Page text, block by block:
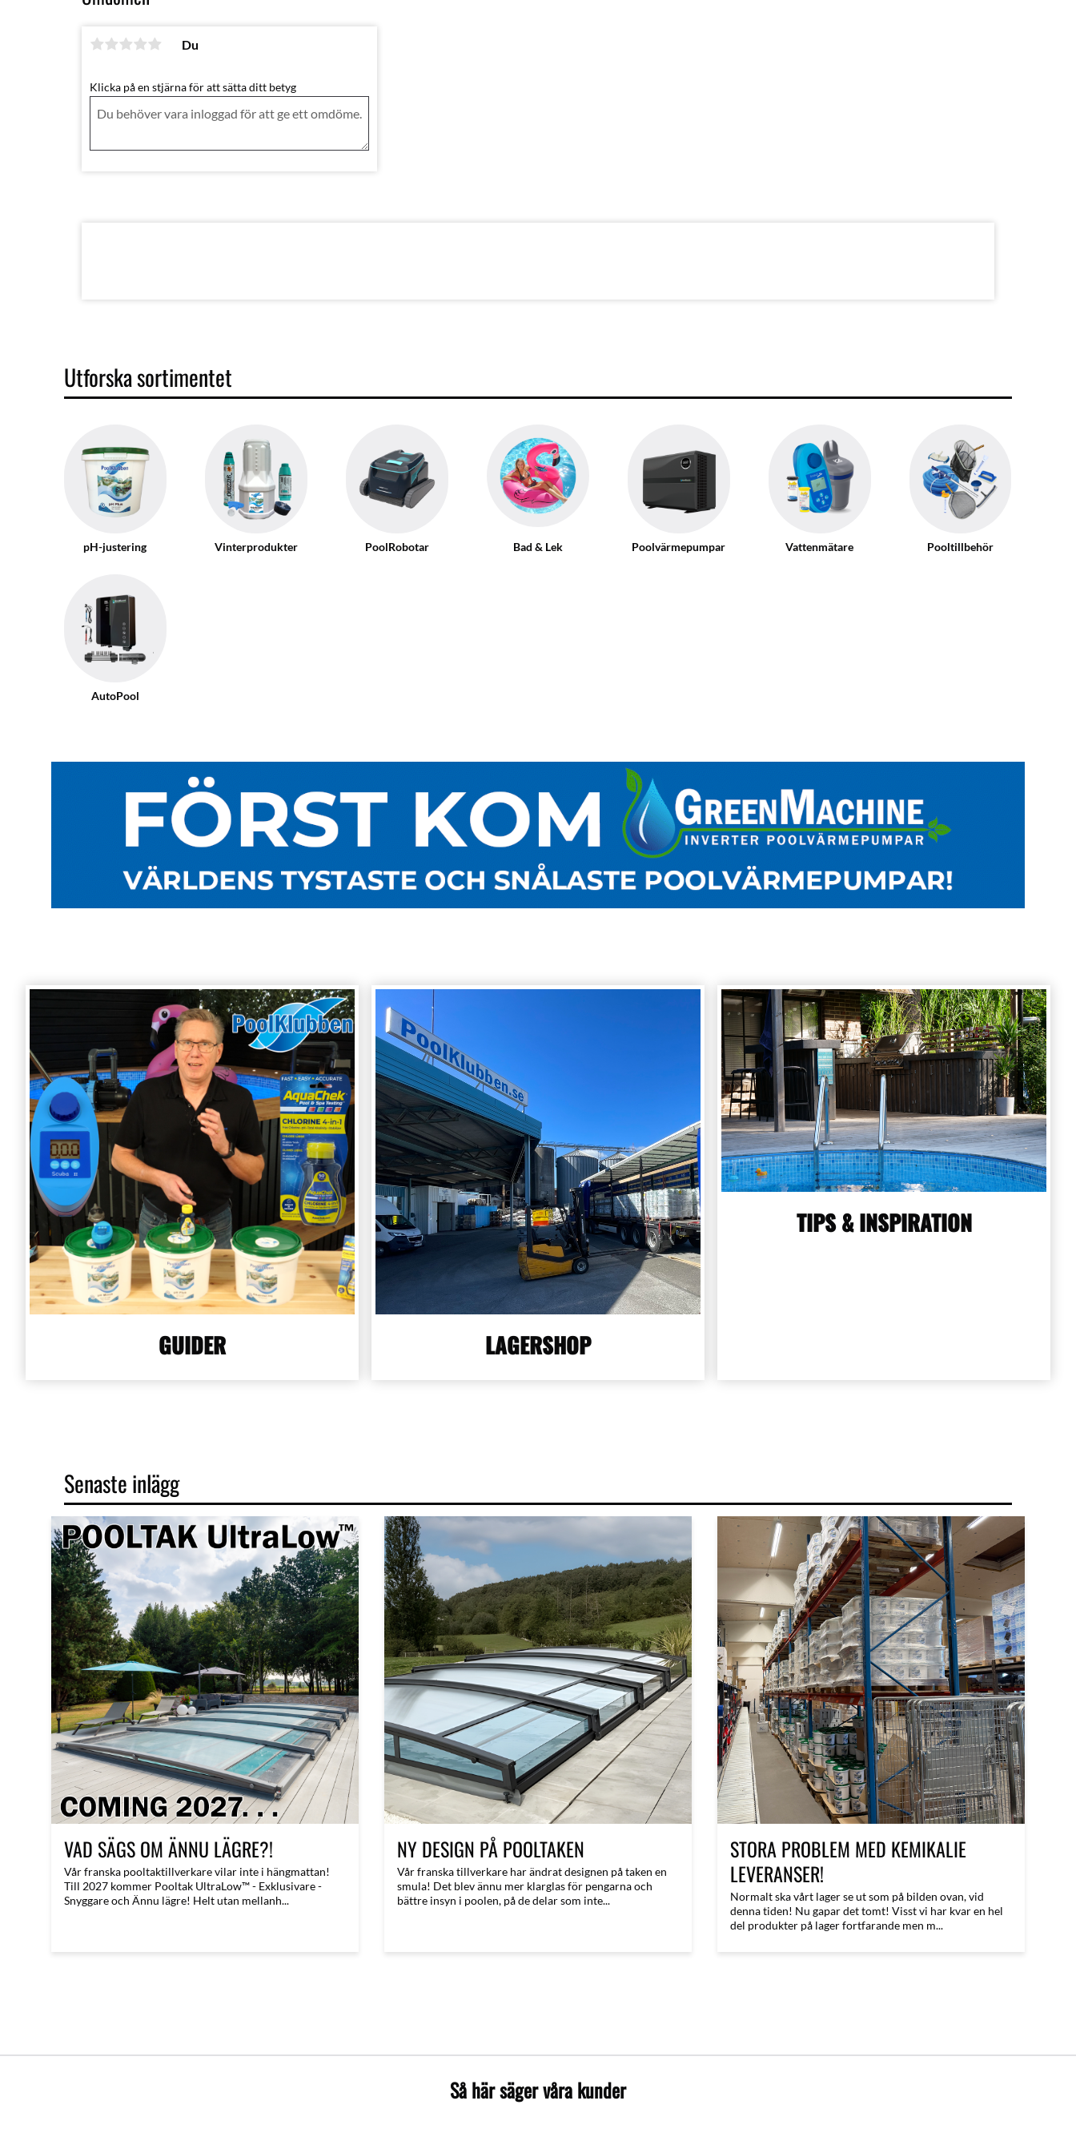
Du
Klicka på en stjärna för att sätta ditt betyg
Utforska sortimentet
pH-justering Vinterprodukter PoolRobotar Bad & Lek Poolvärmepumpar Vattenmätare Pooltillbehör
AutoPool
GUIDER LAGERSHOP
TIPS & INSPIRATION
Senaste inlägg
VAD SÄGS OM ÄNNU LÄGRE?!
​Vår franska pooltaktillverkare vilar inte i hängmattan!
Till 2027 kommer Pooltak UltraLow™ - Exklusivare -
Snyggare och Ännu lägre! Helt utan mellanh...
NY DESIGN PÅ POOLTAKEN
Vår franska tillverkare har ändrat designen på taken en
smula! Det blev ännu mer klarglas för pengarna och
bättre insyn i poolen, på de delar som inte...
STORA PROBLEM MED KEMIKALIE
LEVERANSER!
Normalt ska vårt lager se ut som på bilden ovan, vid
denna tiden! Nu gapar det tomt! Visst vi har kvar en hel
del produkter på lager fortfarande men m...
Så här säger våra kunder